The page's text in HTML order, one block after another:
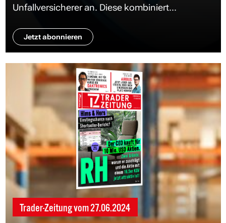
Unfallversicherer an. Diese kombiniert...
Jetzt abonnieren
Trader-Zeitung vom27.06.2024